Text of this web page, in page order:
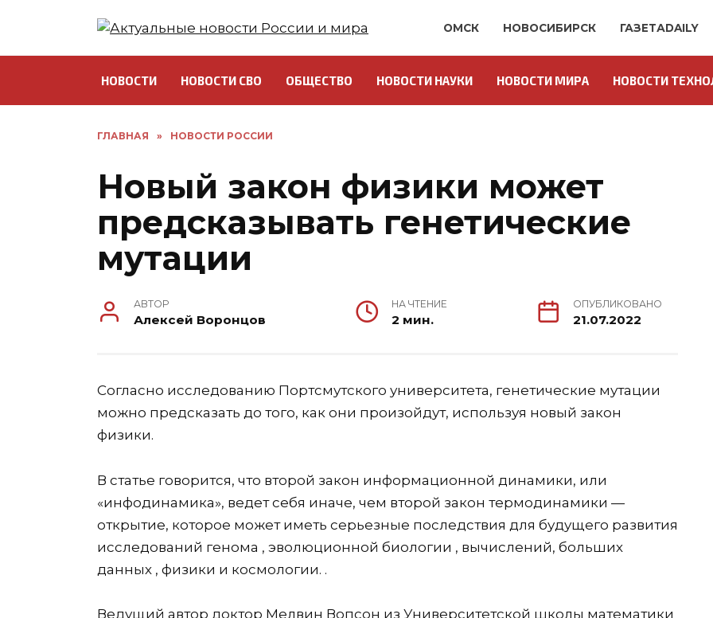
ОМСК НОВОСИБИРСК ГАЗЕТАDAILY
НОВОСТИ НОВОСТИ СВО ОБЩЕСТВО НОВОСТИ НАУКИ НОВОСТИ МИРА НОВОСТИ
ГЛАВНАЯ » НОВОСТИ РОССИИ
Новый закон физики может
предсказывать генетические
мутации
АВТОР
Алексей Воронцов
НА ЧТЕНИЕ
2 мин.
ОПУБЛИКОВАНО
21.07.2022
Согласно исследованию Портсмутского университета, генетические мутации
можно предсказать до того, как они произойдут, используя новый закон
физики.
В статье говорится, что второй закон информационной динамики, или
«инфодинамика», ведет себя иначе, чем второй закон термодинамики —
открытие, которое может иметь серьезные последствия для будущего развития
исследований генома , эволюционной биологии , вычислений, больших
данных , физики и космологии. .
Ведущий автор доктор Мелвин Вопсон из Университетской школы математики